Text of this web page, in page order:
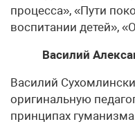
процесса», «Пути
воспитании детей»,
Василий
Василий
оригинальную
принципах